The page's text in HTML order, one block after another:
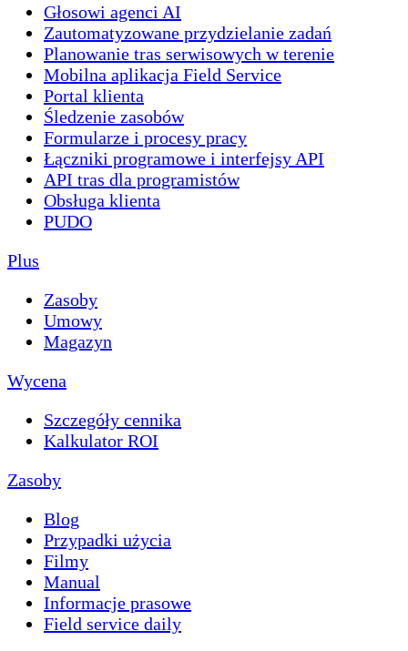
Głosowi agenci AI
Zautomatyzowane przydzielanie zadań
Planowanie tras serwisowych w terenie
Mobilna aplikacja Field Service
Portal klienta
Śledzenie zasobów
Formularze i procesy pracy
Łączniki programowe i interfejsy API
API tras dla programistów
Obsługa klienta
PUDO
Plus
Zasoby
Umowy
Magazyn
Wycena
Szczegóły cennika
Kalkulator ROI
Zasoby
Blog
Przypadki użycia
Filmy
Manual
Informacje prasowe
Field service daily